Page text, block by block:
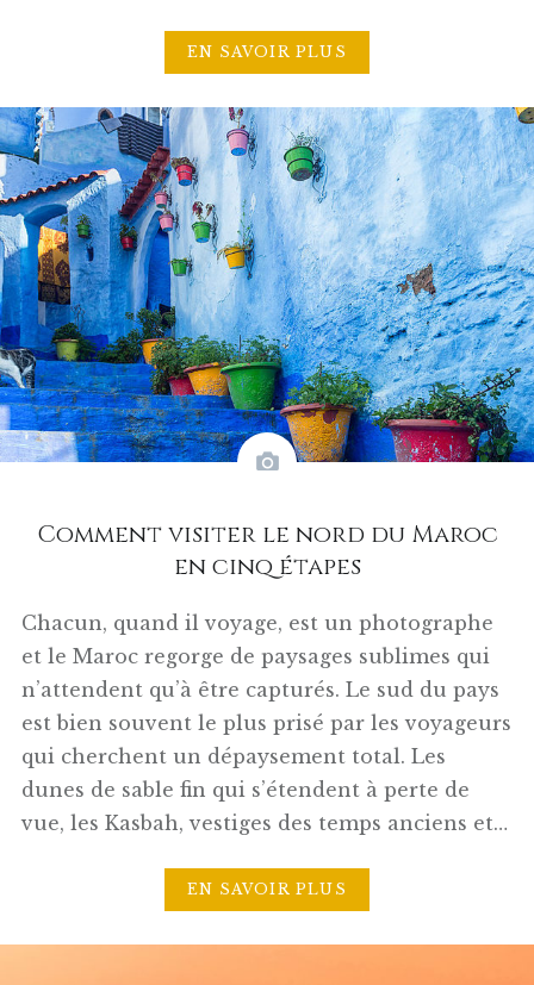
EN SAVOIR PLUS
Comment visiter le nord du Maroc
en cinq étapes
Chacun, quand il voyage, est un photographe
et le Maroc regorge de paysages sublimes qui
n’attendent qu’à être capturés. Le sud du pays
est bien souvent le plus prisé par les voyageurs
qui cherchent un dépaysement total. Les
dunes de sable fin qui s’étendent à perte de
vue, les Kasbah, vestiges des temps anciens et…
EN SAVOIR PLUS